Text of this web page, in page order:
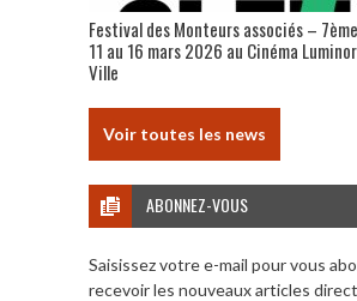
Festival des Monteurs associés –
11 au 16 mars 2026 au Cinéma
Ville
Voir toutes les news
ABONNEZ-VOUS
Saisissez votre e-mail pour vous
recevoir les nouveaux articles